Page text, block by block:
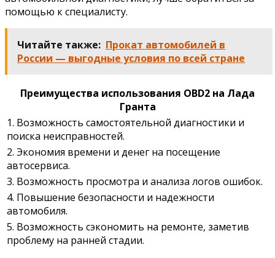
помощью к специалисту.
Читайте также: Прокат автомобилей в
России — выгодные условия по всей стране
Преимущества использования OBD2 на Лада
Гранта
1. Возможность самостоятельной диагностики и
поиска неисправностей.
2. Экономия времени и денег на посещение
автосервиса.
3. Возможность просмотра и анализа логов ошибок.
4. Повышение безопасности и надежности
автомобиля.
5. Возможность сэкономить на ремонте, заметив
проблему на ранней стадии.